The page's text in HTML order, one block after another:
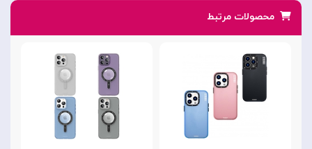
محصولات مرتبط